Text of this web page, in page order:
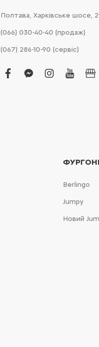
Полтава, Харківське шосе,
(066) 030-40-40 (продаж)
(067) 286-10-90 (сервіс)
facebook
facebook-
instagram
Berlingo
Jumpy
Новий